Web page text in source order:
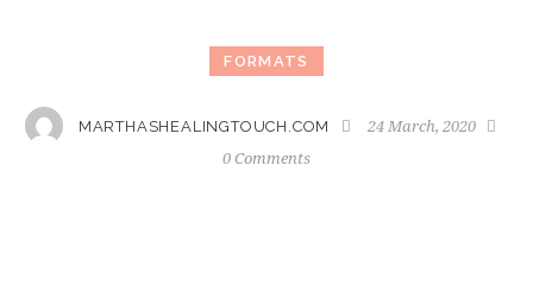
FORMATS
MARTHASHEALINGTOUCH.COM
24 March, 2020
0 Comments